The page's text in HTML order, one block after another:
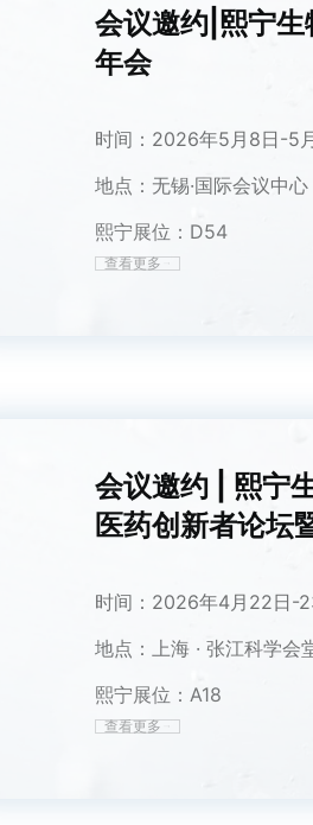
会议邀约|熙宁
年会
时间：2026年5月8日-5
地点：无锡·国际会议中心
熙宁展位：D54
查看更多
会议邀约 | 熙宁
医药创新者论坛
时间：2026年4月22日-
地点：上海 · 张江科学会
熙宁展位：A18
查看更多